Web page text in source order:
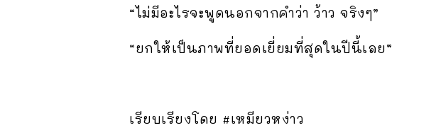
“ไม่มีอะไรจะพูดนอกจากคำว่า ว้าว จริงๆ”
“ยกให้เป็นภาพที่ยอดเยี่ยมที่สุดในปีนี้เลย”
เรียบเรียงโดย #เหมียวหง่าว